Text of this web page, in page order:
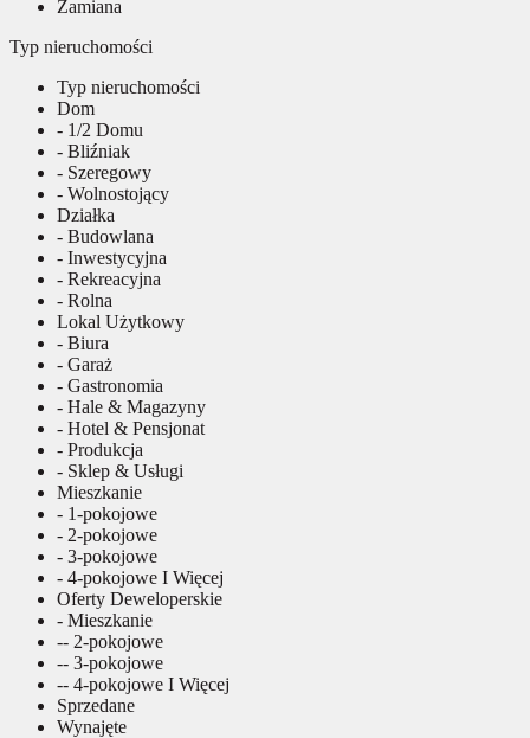
Zamiana
Typ nieruchomości
Typ nieruchomości
Dom
- 1/2 Domu
- Bliźniak
- Szeregowy
- Wolnostojący
Działka
- Budowlana
- Inwestycyjna
- Rekreacyjna
- Rolna
Lokal Użytkowy
- Biura
- Garaż
- Gastronomia
- Hale & Magazyny
- Hotel & Pensjonat
- Produkcja
- Sklep & Usługi
Mieszkanie
- 1-pokojowe
- 2-pokojowe
- 3-pokojowe
- 4-pokojowe I Więcej
Oferty Deweloperskie
- Mieszkanie
-- 2-pokojowe
-- 3-pokojowe
-- 4-pokojowe I Więcej
Sprzedane
Wynajęte